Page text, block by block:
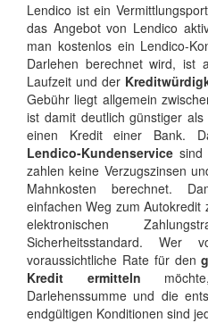
Lendico ist ein
das Angebot von Lendico
man kostenlos ein Lendico-
Darlehen berechnet wird, ist
Laufzeit und der
Gebühr liegt allgemein
ist damit deutlich günstiger
einen Kredit einer Bank.
Lendico-Kundenservice sind
zahlen keine Verzugszinsen
Mahnkosten berechnet.
einfachen Weg zum
elektronischen
Sicherheitsstandard. Wer
voraussichtliche Rate für den
Kredit ermitteln
Darlehenssumme und die
endgültigen Konditionen sind